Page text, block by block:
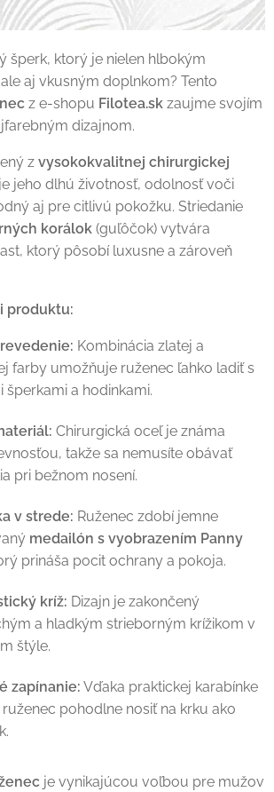
šperk, ktorý je nielen hlbokým
aj vkusným doplnkom? Tento
z e-shopu Filotea.sk zaujme svojím
dizajnom.
z vysokokvalitnej chirurgickej
jeho dlhú životnosť, odolnosť voči
aj pre citlivú pokožku. Striedanie
korálok (guľôčok) vytvára
ktorý pôsobí luxusne a zároveň
produktu:
Kombinácia zlatej a
farby umožňuje ruženec ľahko ladiť s
šperkami a hodinkami.
Chirurgická oceľ je známa
takže sa nemusíte obávať
pri bežnom nosení.
v strede: Ruženec zdobí jemne
medailón s vyobrazením Panny
prináša pocit ochrany a pokoja.
kríž: Dizajn je zakončený
a hladkým strieborným krížikom v
štýle.
zapínanie: Vďaka praktickej karabínke
pohodlne nosiť na krku ako
je vynikajúcou voľbou pre mužov